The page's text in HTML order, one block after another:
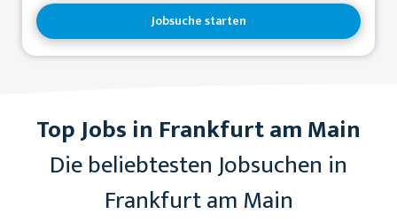
Jobsuche starten
Top Jobs in Frankfurt am Main
Die beliebtesten Jobsuchen in
Frankfurt am Main